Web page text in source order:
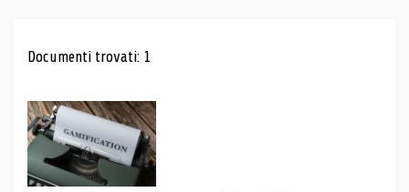
Risultati di ricerca
Documenti trovati: 1